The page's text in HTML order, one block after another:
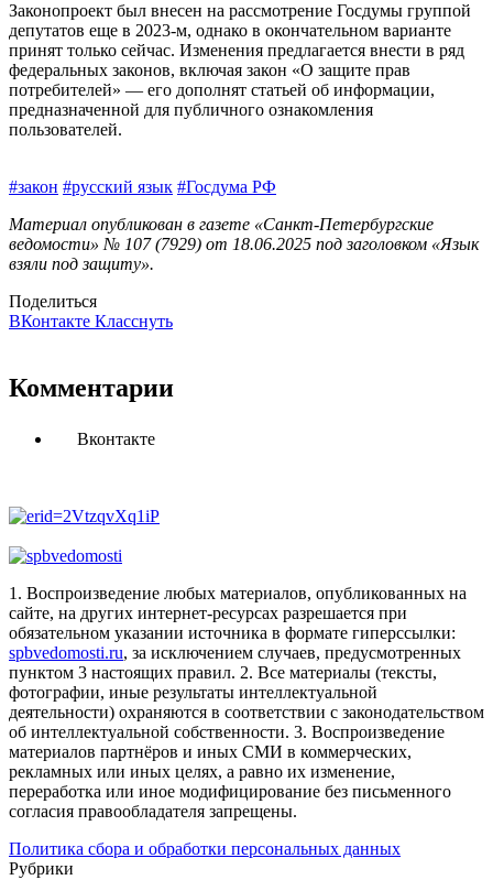
Законопроект был внесен на рассмотрение Госдумы группой
депутатов еще в 2023‑м, однако в окончательном варианте
принят только сейчас. Изменения предлагается внести в ряд
федеральных законов, включая закон «О защите прав
потребителей» — его дополнят статьей об информации,
предназначенной для публичного ознакомления
пользователей.
#закон #русский язык #Госдума РФ
Материал опубликован в газете «Санкт-Петербургские
ведомости» № 107 (7929) от 18.06.2025 под заголовком «Язык
взяли под защиту».
Поделиться
ВКонтакте Класснуть
Комментарии
Вконтакте
1. Воспроизведение любых материалов, опубликованных на
сайте, на других интернет-ресурсах разрешается при
обязательном указании источника в формате гиперссылки:
spbvedomosti.ru, за исключением случаев, предусмотренных
пунктом 3 настоящих правил. 2. Все материалы (тексты,
фотографии, иные результаты интеллектуальной
деятельности) охраняются в соответствии с законодательством
об интеллектуальной собственности. 3. Воспроизведение
материалов партнёров и иных СМИ в коммерческих,
рекламных или иных целях, а равно их изменение,
переработка или иное модифицирование без письменного
согласия правообладателя запрещены.
Политика сбора и обработки персональных данных
Рубрики